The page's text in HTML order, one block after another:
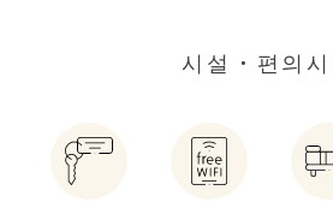
시설・편의시